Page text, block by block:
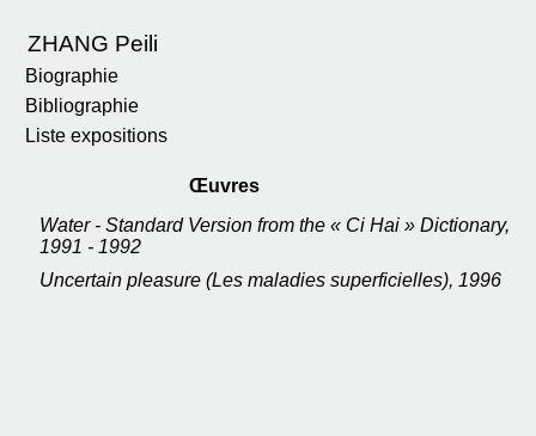
ZHANG Peili
Biographie
Bibliographie
Liste expositions
Œuvres
Water - Standard Version from the « Ci Hai » Dictionary,
1991 - 1992
Uncertain pleasure (Les maladies superficielles), 1996